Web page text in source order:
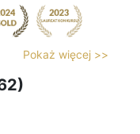
Pokaż więcej >>